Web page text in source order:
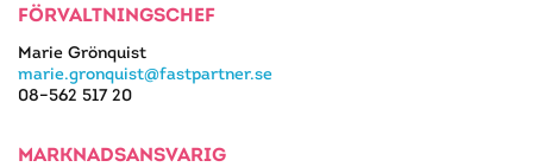
FÖRVALTNINGSCHEF
Marie Grönquist
marie.gronquist@fastpartner.se
08–562 517 20
MARKNADSANSVARIG